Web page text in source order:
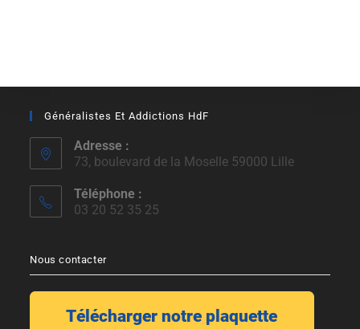
Généralistes Et Addictions HdF
Adresse :
73, boulevard de la Moselle 59000 Lille
Téléphone :
03 20 52 35 25
Nous contacter